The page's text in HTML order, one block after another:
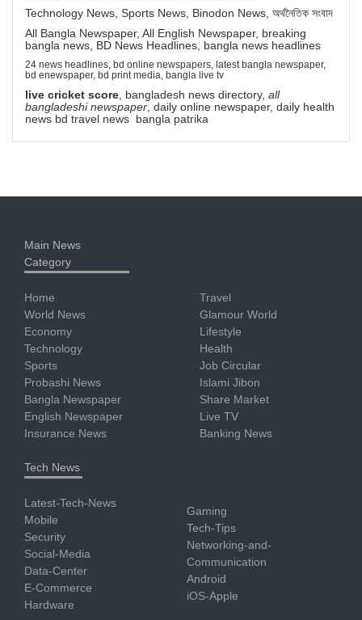
Technology News, Sports News, Binodon News, অর্থনৈতিক সংবাদ
All Bangla Newspaper, All English Newspaper, breaking
bangla news, BD News Headlines, bangla news headlines
24 news headlines, bd online newspapers, latest bangla newspaper,
bd enewspaper, bd print media, bangla live tv
live cricket score , bangladesh news directory, all
bangladeshi newspaper , daily online newspaper, daily health
news bd travel news bangla patrika
Main News
Category
Home
World News
Economy
Technology
Sports
Probashi News
Bangla Newspaper
English Newspaper
Insurance News
Travel
Glamour World
Lifestyle
Health
Job Circular
Islami Jibon
Share Market
Live TV
Banking News
Tech News
Latest-Tech-News
Mobile
Security
Social-Media
Data-Center
E-Commerce
Hardware
Gaming
Tech-Tips
Networking-and-
Communication
Android
iOS-Apple